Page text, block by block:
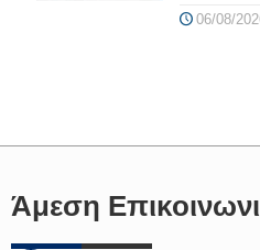
06/08/
Άμεση